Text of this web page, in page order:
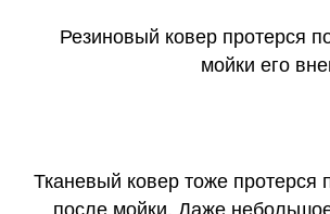
Резиновый ковер протерся
мойки его
Тканевый ковер тоже протерся
после мойки. Даже